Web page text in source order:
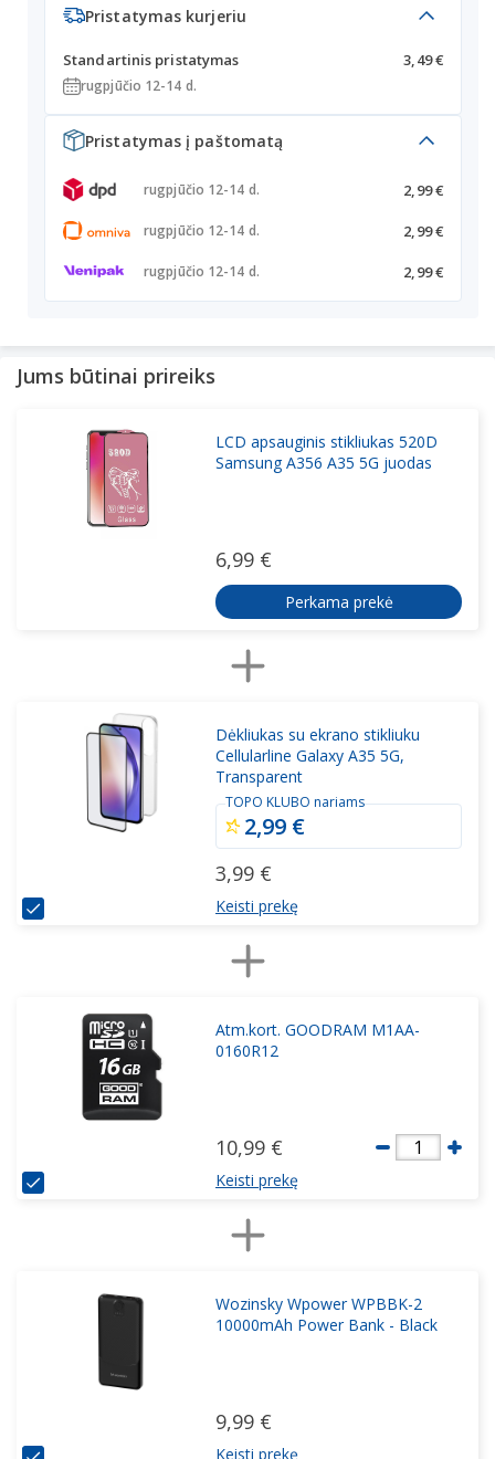
Pristatymas kurjeriu
Standartinis pristatymas 3,49 €
rugpjūčio 12-14 d.
Pristatymas į paštomatą
rugpjūčio 12-14 d. 2,99 €
rugpjūčio 12-14 d. 2,99 €
rugpjūčio 12-14 d. 2,99 €
Jums būtinai prireiks
LCD apsauginis stikliukas 520D
Samsung A356 A35 5G juodas
6,99 €
Perkama prekė
Dėkliukas su ekrano stikliuku
Cellularline Galaxy A35 5G,
Transparent
3,99 €
TOPO KLUBO nariams
2,99 €
Keisti prekę
Atm.kort. GOODRAM M1AA-
0160R12
10,99 € 1
Keisti prekę
Wozinsky Wpower WPBBK-2
10000mAh Power Bank - Black
9,99 €
Keisti prekę